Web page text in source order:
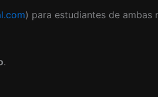
) para estudiantes de ambas
.